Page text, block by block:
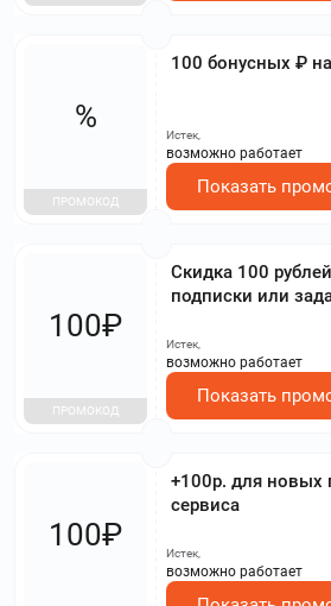
100 бонусных ₽
%
ПРОМОКОД
Истек,
возможно работает
Показать
Скидка 100
подписки или
100₽
ПРОМОКОД
Истек,
возможно работает
Показать
+100р. для новых
сервиса
100₽
Истек,
возможно работает